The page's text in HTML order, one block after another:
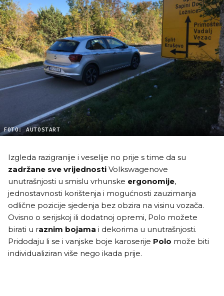
FOTO: AUTOSTART
Izgleda razigranije i veselije no prije s time da su
zadržane sve vrijednosti Volkswagenove
unutrašnjosti u smislu vrhunske ergonomije,
jednostavnosti korištenja i mogućnosti zauzimanja
odlične pozicije sjedenja bez obzira na visinu vozača.
Ovisno o serijskoj ili dodatnoj opremi, Polo možete
birati u raznim bojama i dekorima u unutrašnjosti.
Pridodaju li se i vanjske boje karoserije Polo može biti
individualiziran više nego ikada prije.